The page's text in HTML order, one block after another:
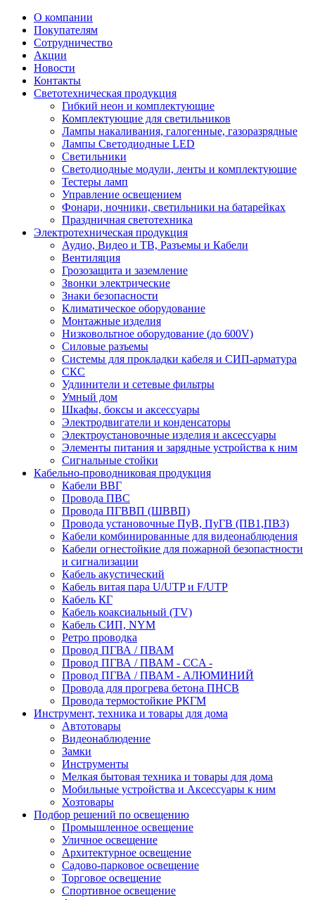
О компании
Покупателям
Сотрудничество
Акции
Новости
Контакты
Светотехническая продукция
Гибкий неон и комплектующие
Комплектующие для светильников
Лампы накаливания, галогенные, газоразрядные
Лампы Светодиодные LED
Светильники
Светодиодные модули, ленты и комплектующие
Тестеры ламп
Управление освещением
Фонари, ночники, светильники на батарейках
Праздничная светотехника
Электротехническая продукция
Аудио, Видео и ТВ, Разъемы и Кабели
Вентиляция
Грозозащита и заземление
Звонки электрические
Знаки безопасности
Климатическое оборудование
Монтажные изделия
Низковольтное оборудование (до 600V)
Силовые разъемы
Системы для прокладки кабеля и СИП-арматура
СКС
Удлинители и сетевые фильтры
Умный дом
Шкафы, боксы и аксессуары
Электродвигатели и конденсаторы
Электроустановочные изделия и аксессуары
Элементы питания и зарядные устройства к ним
Сигнальные стойки
Кабельно-проводниковая продукция
Кабели ВВГ
Провода ПВС
Провода ПГВВП (ШВВП)
Провода установочные ПуВ, ПуГВ (ПВ1,ПВ3)
Кабели комбинированные для видеонаблюдения
Кабели огнестойкие для пожарной безопастности
и сигнализации
Кабель акустический
Кабель витая пара U/UTP и F/UTP
Кабель КГ
Кабель коаксиальный (TV)
Кабель СИП, NYM
Ретро проводка
Провод ПГВА / ПВАМ
Провод ПГВА / ПВАМ - CCA -
Провод ПГВА / ПВАМ - АЛЮМИНИЙ
Провода для прогрева бетона ПНСВ
Провода термостойкие РКГМ
Инструмент, техника и товары для дома
Автотовары
Видеонаблюдение
Замки
Инструменты
Мелкая бытовая техника и товары для дома
Мобильные устройства и Аксессуары к ним
Хозтовары
Подбор решений по освещению
Промышленное освещение
Уличное освещение
Архитектурное освещение
Садово-парковое освещение
Торговое освещение
Спортивное освещение